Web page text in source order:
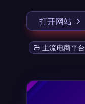
打开网站
主流电商平台